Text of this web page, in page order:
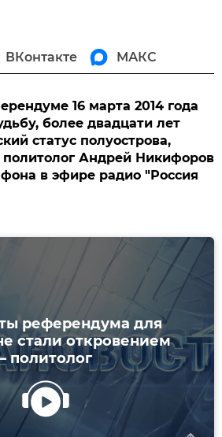
ВКонтакте МАКС
16 марта 2014 года
более двадцати лет
статус полуострова,
Андрей Никифоров
в эфире радио "Россия
референдума для
стали откровением
– политолог